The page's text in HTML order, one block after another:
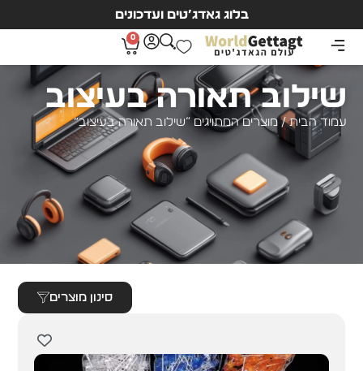
בלוג גאדג’טים ועדכונים
0
שילוב תאורה בעיצוב
עמוד הבית/ מוצרים המתויגים “שילוב תאורה בעיצוב”
סינון מוצרים